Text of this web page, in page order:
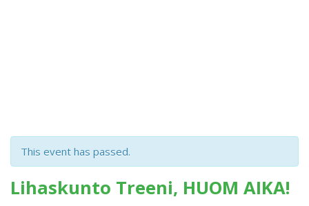
This event has passed.
Lihaskunto Treeni, HUOM AIKA!